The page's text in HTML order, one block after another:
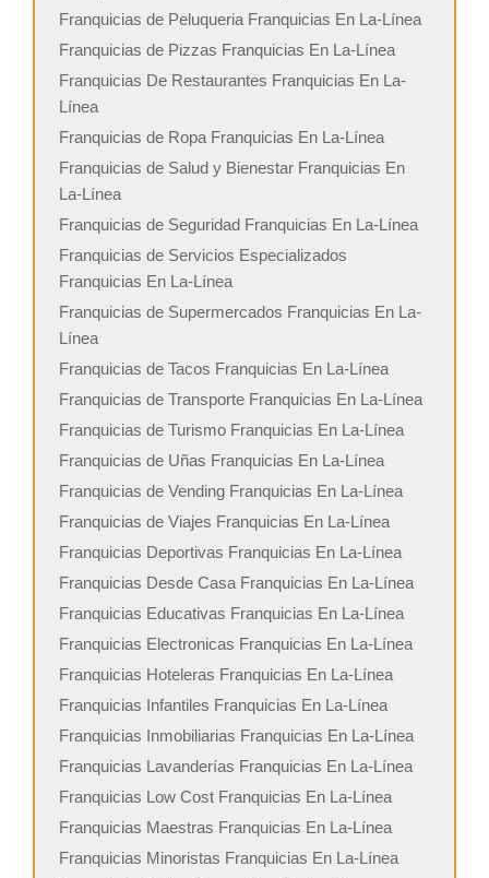
Franquicias de Peluqueria Franquicias En La-Línea
Franquicias de Pizzas Franquicias En La-Línea
Franquicias De Restaurantes Franquicias En La-
Línea
Franquicias de Ropa Franquicias En La-Línea
Franquicias de Salud y Bienestar Franquicias En
La-Línea
Franquicias de Seguridad Franquicias En La-Línea
Franquicias de Servicios Especializados
Franquicias En La-Línea
Franquicias de Supermercados Franquicias En La-
Línea
Franquicias de Tacos Franquicias En La-Línea
Franquicias de Transporte Franquicias En La-Línea
Franquicias de Turismo Franquicias En La-Línea
Franquicias de Uñas Franquicias En La-Línea
Franquicias de Vending Franquicias En La-Línea
Franquicias de Viajes Franquicias En La-Línea
Franquicias Deportivas Franquicias En La-Línea
Franquicias Desde Casa Franquicias En La-Línea
Franquicias Educativas Franquicias En La-Línea
Franquicias Electronicas Franquicias En La-Línea
Franquicias Hoteleras Franquicias En La-Línea
Franquicias Infantiles Franquicias En La-Línea
Franquicias Inmobiliarias Franquicias En La-Línea
Franquicias Lavanderías Franquicias En La-Línea
Franquicias Low Cost Franquicias En La-Línea
Franquicias Maestras Franquicias En La-Línea
Franquicias Minoristas Franquicias En La-Línea